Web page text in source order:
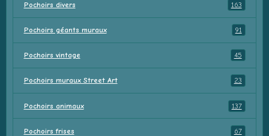
Pochoirs divers 163
Pochoirs géants muraux 91
Pochoirs vintage 45
Pochoirs muraux Street Art 23
Pochoirs animaux 137
Pochoirs frises 67